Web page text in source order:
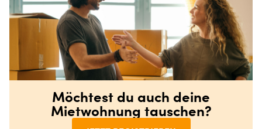
Möchtest du auch deine
Mietwohnung tauschen?